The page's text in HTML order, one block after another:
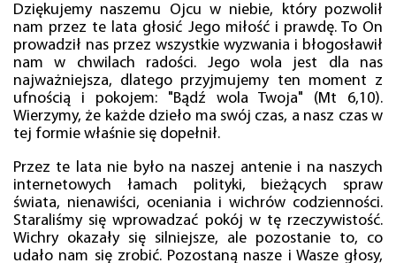
Dziękujemy naszemu Ojcu w niebie, który pozwolił
nam przez te lata głosić Jego miłość i prawdę. To On
prowadził nas przez wszystkie wyzwania i błogosławił
nam w chwilach radości. Jego wola jest dla nas
najważniejsza, dlatego przyjmujemy ten moment z
ufnością i pokojem: "Bądź wola Twoja" (Mt 6,10).
Wierzymy, że każde dzieło ma swój czas, a nasz czas w
tej formie właśnie się dopełnił.
Przez te lata nie było na naszej antenie i na naszych
internetowych łamach polityki, bieżących spraw
świata, nienawiści, oceniania i wichrów codzienności.
Staraliśmy się wprowadzać pokój w tę rzeczywistość.
Wichry okazały się silniejsze, ale pozostanie to, co
udało nam się zrobić. Pozostaną nasze i Wasze głosy,